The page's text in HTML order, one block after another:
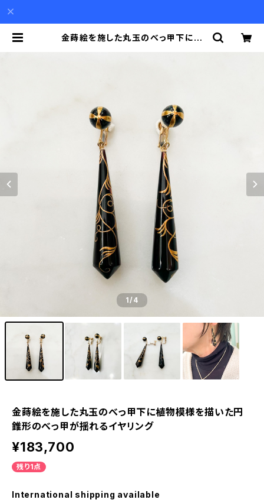
金蒔絵を施した丸玉のべっ甲下に植
1/4
金蒔絵を施した丸玉のべっ甲下に植物模様を描いた円
錐形のべっ甲が揺れるイヤリング
¥183,700
残り1点
International shipping available